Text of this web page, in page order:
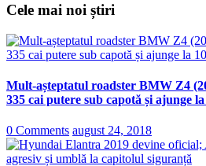
Cele mai noi știri
Mult-așteptatul roadster BMW Z4
335 cai putere sub capotă și ajunge
0 Comments august 24, 2018